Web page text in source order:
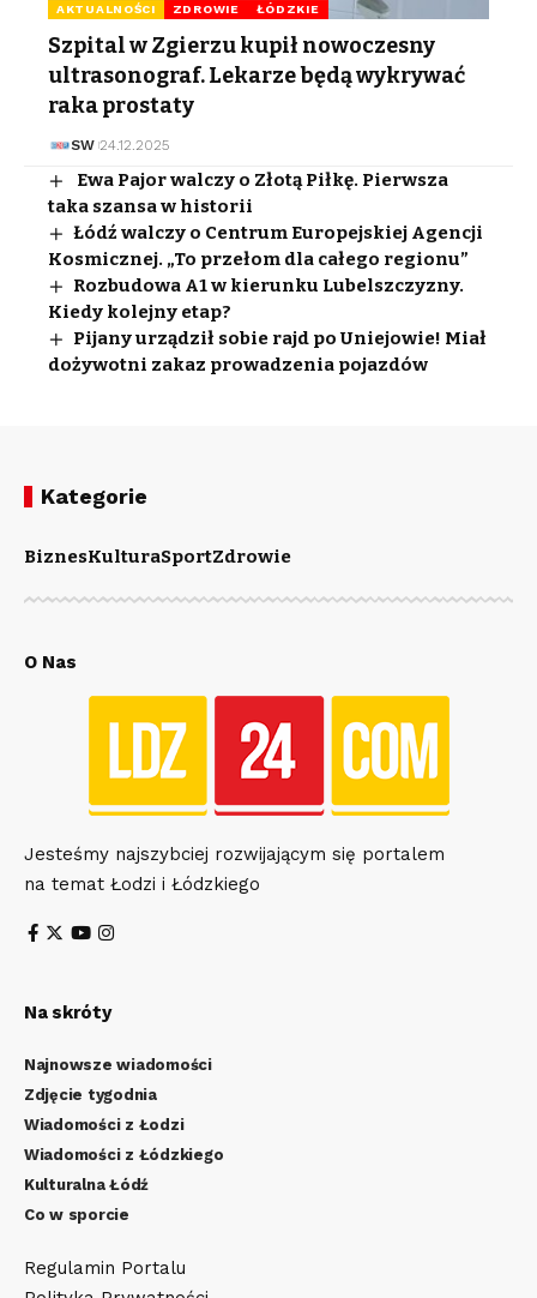
AKTUALNOŚCI ZDROWIE ŁÓDZKIE
Szpital w Zgierzu kupił nowoczesny
ultrasonograf. Lekarze będą wykrywać
raka prostaty
SW 24.12.2025
Ewa Pajor walczy o Złotą Piłkę. Pierwsza
taka szansa w historii
Łódź walczy o Centrum Europejskiej Agencji
Kosmicznej. „To przełom dla całego regionu”
Rozbudowa A1 w kierunku Lubelszczyzny.
Kiedy kolejny etap?
Pijany urządził sobie rajd po Uniejowie! Miał
dożywotni zakaz prowadzenia pojazdów
Kategorie
BiznesKulturaSportZdrowie
O Nas
Jesteśmy najszybciej rozwijającym się portalem
na temat Łodzi i Łódzkiego
Na skróty
Najnowsze wiadomości
Zdjęcie tygodnia
Wiadomości z Łodzi
Wiadomości z Łódzkiego
Kulturalna Łódź
Co w sporcie
Regulamin Portalu